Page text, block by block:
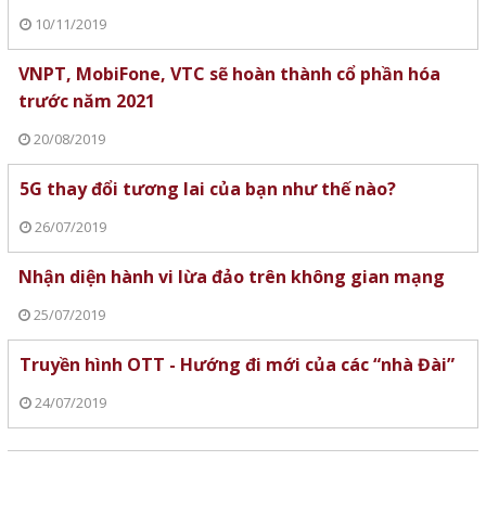
10/11/2019
VNPT, MobiFone, VTC sẽ hoàn thành cổ phần hóa
trước năm 2021
20/08/2019
5G thay đổi tương lai của bạn như thế nào?
26/07/2019
Nhận diện hành vi lừa đảo trên không gian mạng
25/07/2019
Truyền hình OTT - Hướng đi mới của các “nhà Đài”
24/07/2019